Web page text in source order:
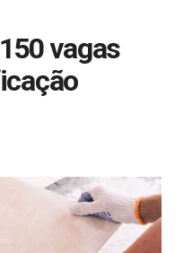
vagas